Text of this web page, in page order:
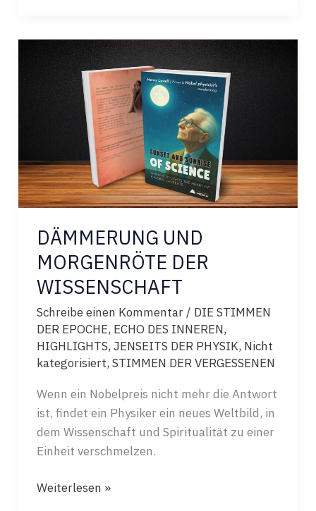
WELT
DÄMMERUNG UND
MORGENRÖTE DER
WISSENSCHAFT
Schreibe einen Kommentar / DIE STIMMEN
DER EPOCHE, ECHO DES INNEREN,
HIGHLIGHTS, JENSEITS DER PHYSIK, Nicht
kategorisiert, STIMMEN DER VERGESSENEN
Wenn ein Nobelpreis nicht mehr die Antwort
ist, findet ein Physiker ein neues Weltbild, in
dem Wissenschaft und Spiritualität zu einer
Einheit verschmelzen.
DÄMMERUNG
Weiterlesen »